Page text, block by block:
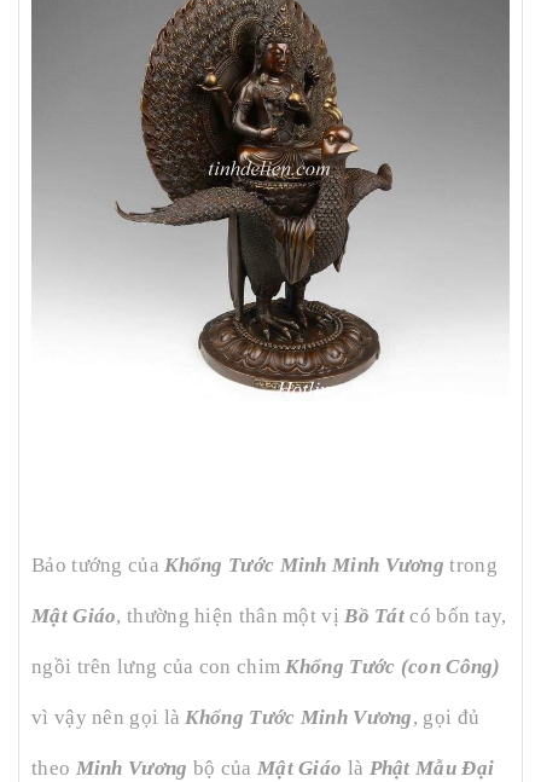
Bảo tướng của Khổng Tước Minh Minh Vương trong
Mật Giáo, thường hiện thân một vị Bồ Tátcó bốn tay,
ngồi trên lưng của con chim Khổng Tước (con Công)
vì vậy nên gọi là Khổng Tước Minh Vương, gọi đủ
theo Minh Vương bộ của Mật Giáo là Phật Mẫu Đại